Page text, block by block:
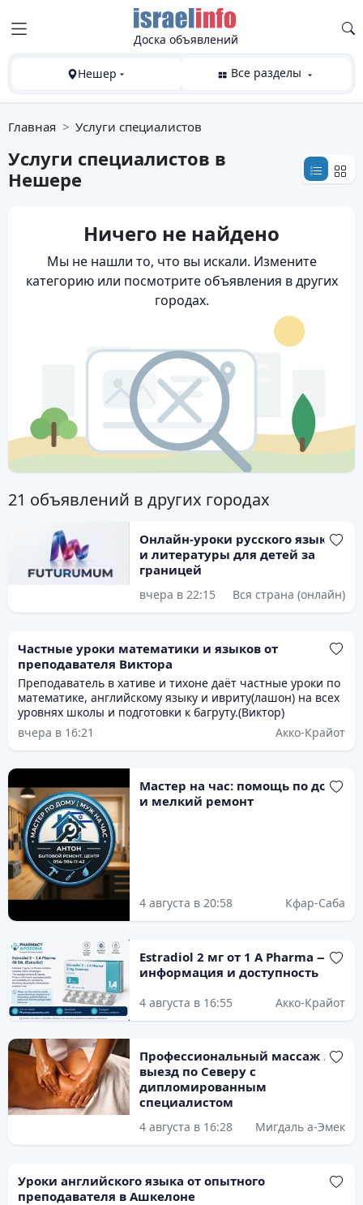
Доска объявлений
Нешер Все разделы
Главная Услуги специалистов
Услуги специалистов в
Нешере
Ничего не найдено
Мы не нашли то, что вы искали. Измените
категорию или посмотрите объявления в других
городах.
21 объявлений в других городах
Онлайн-уроки русского языка
и литературы для детей за
границей
вчера в 22:15 Вся страна (онлайн)
Частные уроки математики и языков от
преподавателя Виктора
Преподаватель в хативе и тихоне даёт частные уроки по
математике, английскому языку и ивриту(лашон) на всех
уровнях школы и подготовки к багруту.(Виктор)
вчера в 16:21
Акко-Крайот
Мастер на час: помощь по дому
и мелкий ремонт
4 августа в 20:58 Кфар-Саба
Estradiol 2 мг от 1 A Pharma —
информация и доступность
4 августа в 16:55 Акко-Крайот
Профессиональный массаж на
выезд по Северу с
дипломированным
специалистом
4 августа в 16:28 Мигдаль а-Эмек
Уроки английского языка от опытного
преподавателя в Ашкелоне